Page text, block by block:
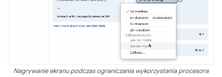
Nagrywanie ekranu podczas ograniczania wykorzystania procesora